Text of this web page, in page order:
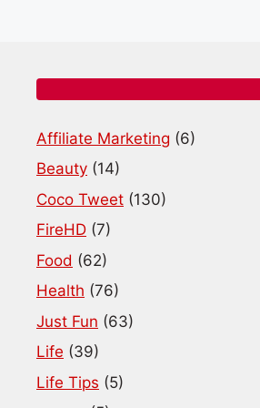
Affiliate Marketing (6)
Beauty (14)
Coco Tweet (130)
FireHD (7)
Food (62)
Health (76)
Just Fun (63)
Life (39)
Life Tips (5)